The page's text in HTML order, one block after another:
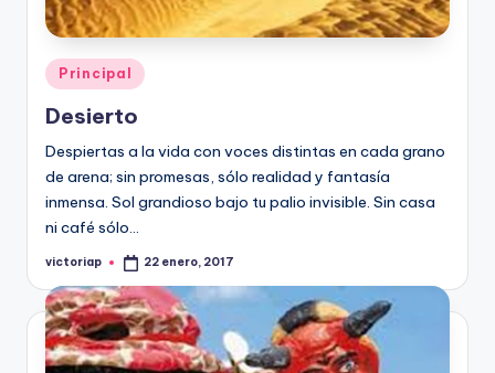
Publicado
en
Principal
Desierto
Despiertas a la vida con voces distintas en cada grano
de arena; sin promesas, sólo realidad y fantasía
inmensa. Sol grandioso bajo tu palio invisible. Sin casa
ni café sólo…
Publicado
victoriap 22 enero, 2017